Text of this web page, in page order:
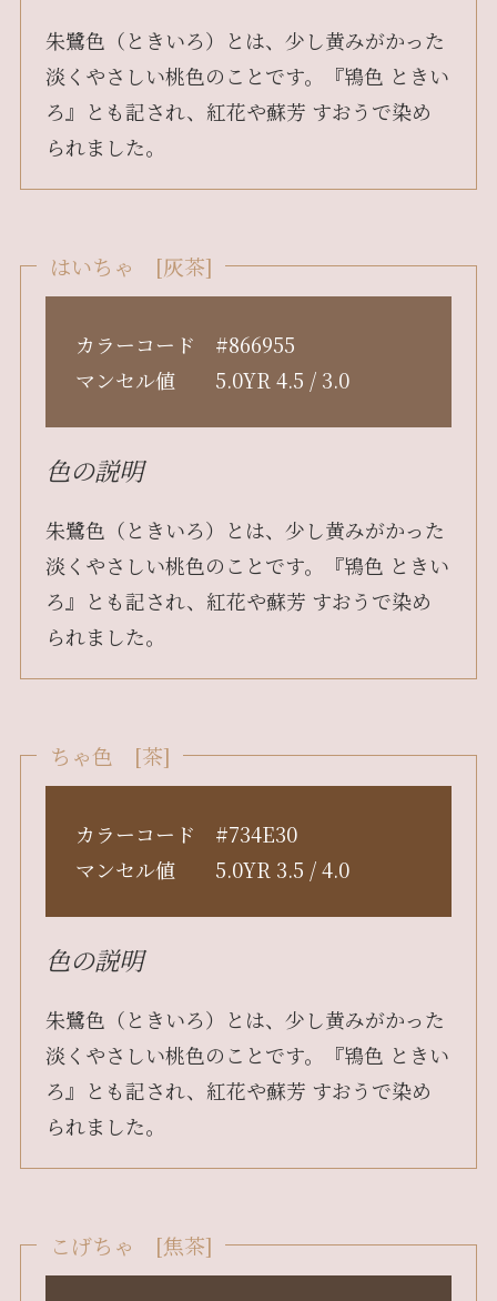
朱鷺色（ときいろ）とは、少し黄みがかった
淡くやさしい桃色のことです。『鴇色 ときい
ろ』とも記され、紅花や蘇芳 すおうで染め
られました。
はいちゃ [灰茶]
カラーコード #866955
マンセル値 5.0YR 4.5 / 3.0
色の説明
朱鷺色（ときいろ）とは、少し黄みがかった
淡くやさしい桃色のことです。『鴇色 ときい
ろ』とも記され、紅花や蘇芳 すおうで染め
られました。
ちゃ色 [茶]
カラーコード #734E30
マンセル値 5.0YR 3.5 / 4.0
色の説明
朱鷺色（ときいろ）とは、少し黄みがかった
淡くやさしい桃色のことです。『鴇色 ときい
ろ』とも記され、紅花や蘇芳 すおうで染め
られました。
こげちゃ [焦茶]